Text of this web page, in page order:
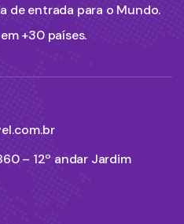
de entrada para o Mundo.
+30 países.
– 12º andar Jardim